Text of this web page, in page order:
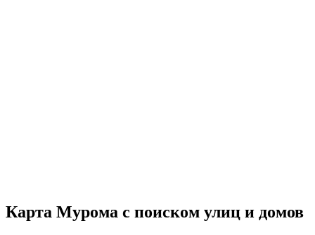
Карта Мурома с поиском улиц и домов